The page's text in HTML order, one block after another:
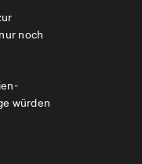
noch
würden